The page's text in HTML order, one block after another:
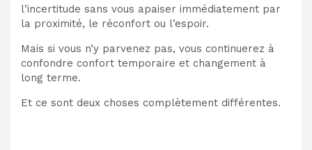
l’incertitude sans vous apaiser immédiatement par
la proximité, le réconfort ou l’espoir.
Mais si vous n’y parvenez pas, vous continuerez à
confondre confort temporaire et changement à
long terme.
Et ce sont deux choses complètement différentes.